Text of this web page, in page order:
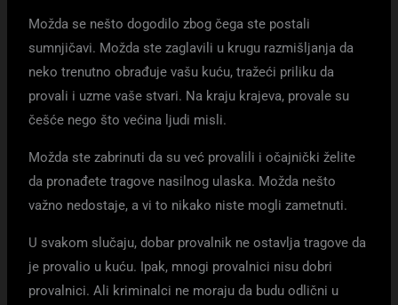
Možda se nešto dogodilo zbog čega ste postali
sumnjičavi. Možda ste zaglavili u krugu razmišljanja da
neko trenutno obrađuje vašu kuću, tražeći priliku da
provali i uzme vaše stvari. Na kraju krajeva, provale su
češće nego što većina ljudi misli.
Možda ste zabrinuti da su već provalili i očajnički želite
da pronađete tragove nasilnog ulaska. Možda nešto
važno nedostaje, a vi to nikako niste mogli zametnuti.
U svakom slučaju, dobar provalnik ne ostavlja tragove da
je provalio u kuću. Ipak, mnogi provalnici nisu dobri
provalnici. Ali kriminalci ne moraju da budu odlični u